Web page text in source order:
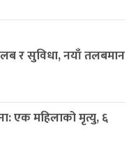
र सुविधा, नयाँ तलबमान
एक महिलाको मृत्यु, ६